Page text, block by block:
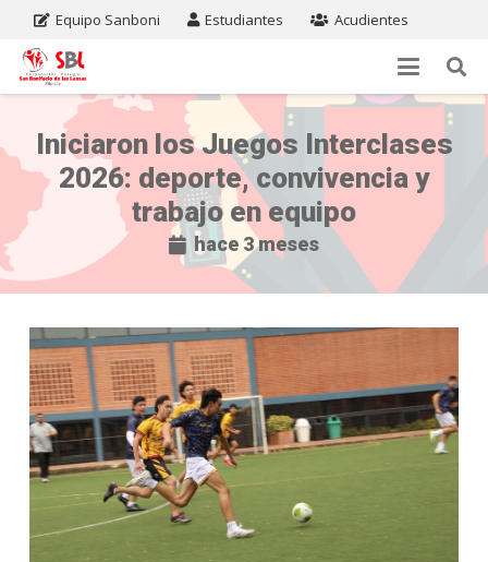
Equipo Sanboni Estudiantes Acudientes
Iniciaron los Juegos Interclases
2026: deporte, convivencia y
trabajo en equipo
hace 3 meses